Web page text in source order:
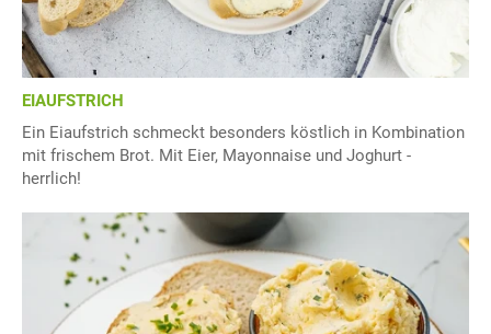
EIAUFSTRICH
Ein Eiaufstrich schmeckt besonders köstlich in Kombination
mit frischem Brot. Mit Eier, Mayonnaise und Joghurt -
herrlich!